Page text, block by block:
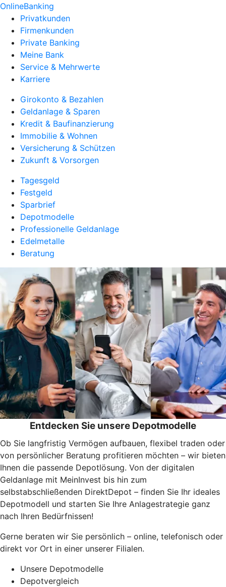
OnlineBanking
Privatkunden
Firmenkunden
Private Banking
Meine Bank
Service & Mehrwerte
Karriere
Girokonto & Bezahlen
Geldanlage & Sparen
Kredit & Baufinanzierung
Immobilie & Wohnen
Versicherung & Schützen
Zukunft & Vorsorgen
Tagesgeld
Festgeld
Sparbrief
Depotmodelle
Professionelle Geldanlage
Edelmetalle
Beratung
Entdecken Sie unsere Depotmodelle
Ob Sie langfristig Vermögen aufbauen, flexibel traden oder
von persönlicher Beratung profitieren möchten – wir bieten
Ihnen die passende Depotlösung. Von der digitalen
Geldanlage mit MeinInvest bis hin zum
selbstabschließenden DirektDepot – finden Sie Ihr ideales
Depotmodell und starten Sie Ihre Anlagestrategie ganz
nach Ihren Bedürfnissen!
Gerne beraten wir Sie persönlich – online, telefonisch oder
direkt vor Ort in einer unserer Filialen.
Unsere Depotmodelle
Depotvergleich